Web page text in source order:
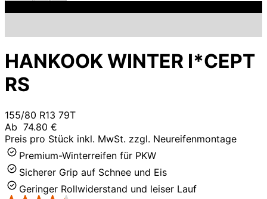
HANKOOK WINTER I*CEPT
RS
155/80 R13 79T
Ab 74.80 €
Preis pro Stück inkl. MwSt. zzgl. Neureifenmontage
Premium-Winterreifen für PKW
Sicherer Grip auf Schnee und Eis
Geringer Rollwiderstand und leiser Lauf